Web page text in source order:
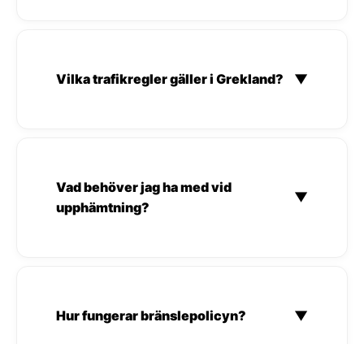
Vilka trafikregler gäller i Grekland? ▼
Vad behöver jag ha med vid
upphämtning?
▼
Hur fungerar bränslepolicyn? ▼